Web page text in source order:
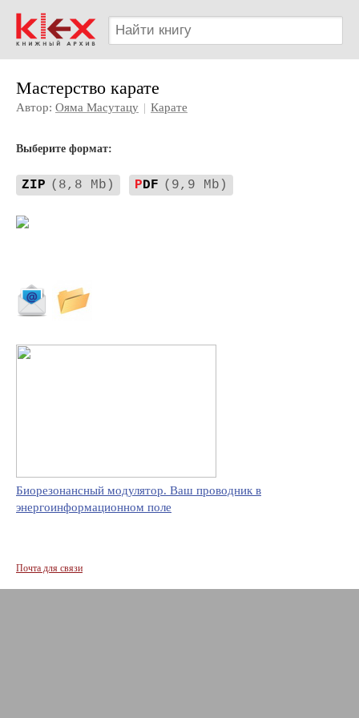
Мастерство карате
Автор: Ояма Масутацу | Карате
Выберите формат:
ZIP (8,8 Mb) PDF (9,9 Mb)
Биорезонансный модулятор. Ваш проводник в
энергоинформационном поле
Почта для связи